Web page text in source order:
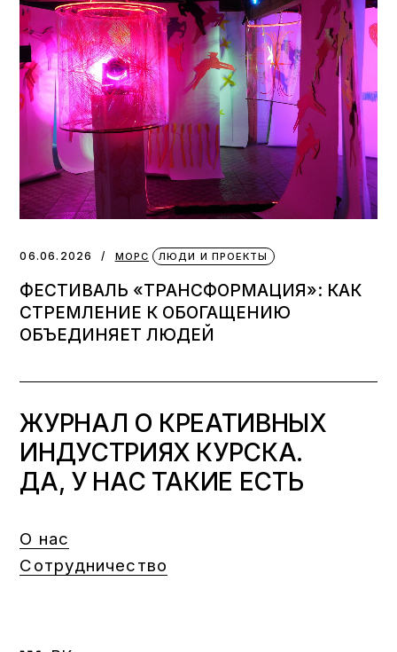
06.06.2026 МОРС ЛЮДИ И ПРОЕКТЫ
ФЕСТИВАЛЬ «ТРАНСФОРМАЦИЯ»: КАК
СТРЕМЛЕНИЕ К ОБОГАЩЕНИЮ
ОБЪЕДИНЯЕТ ЛЮДЕЙ
ЖУРНАЛ О КРЕАТИВНЫХ
ИНДУСТРИЯХ КУРСКА.
ДА, У НАС ТАКИЕ ЕСТЬ
О нас
Сотрудничество